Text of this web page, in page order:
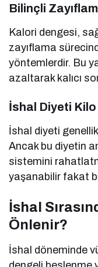
Bilinçli
Kalori dengesi,
zayıflama
yöntemlerdir. Bu
azaltarak kalıcı
İshal Diyeti
İshal diyeti
Ancak bu diyetin
sistemini
yaşanabilir fakat
İshal
Önlenir?
İshal döneminde